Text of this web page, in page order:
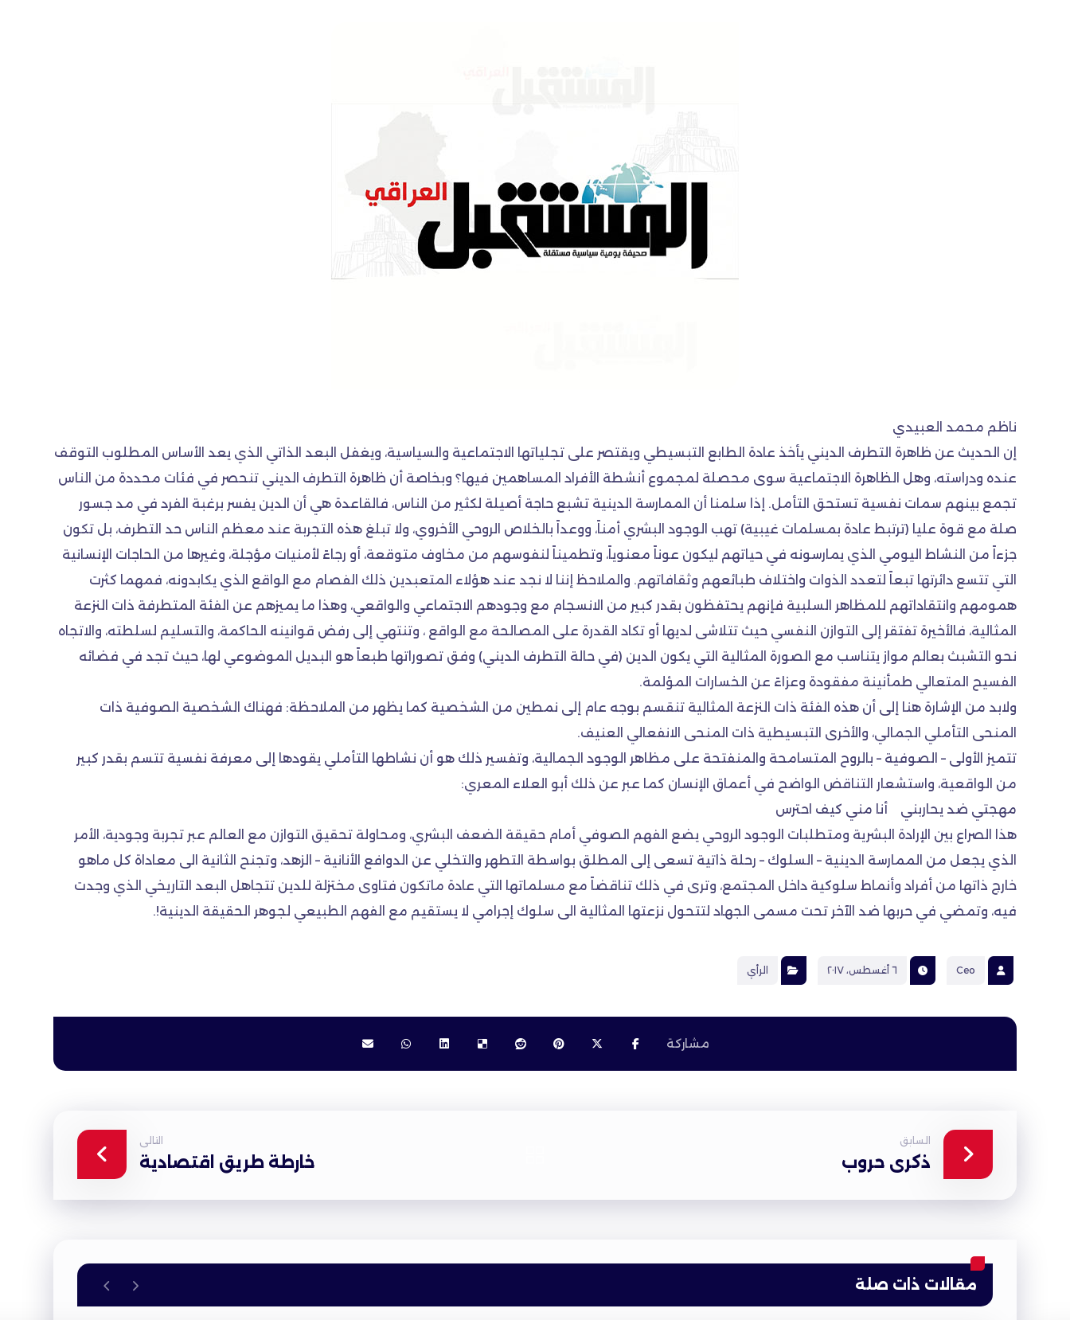
ناظم محمد العبيدي
إن الحديث عن ظاهرة التطرف الديني يأخذ عادة الطابع التبسيطي ويقتصر على تجلياتها الاجتماعية والسياسية، ويغفل البعد الذاتي الذي يعد الأساس المطلوب التوقف
عنده ودراسته، وهل الظاهرة الاجتماعية سوى محصلة لمجموع أنشطة الأفراد المساهمين فيها؟ وبخاصة أن ظاهرة التطرف الديني تنحصر في فئات محددة من الناس
تجمع بينهم سمات نفسية تستحق التأمل. إذا سلمنا أن الممارسة الدينية تشبع حاجة أصيلة لكثير من الناس، فالقاعدة هي أن الدين يفسر برغبة الفرد في مد جسور
صلة مع قوة عليا (ترتبط عادة بمسلمات غيبية) تهب الوجود البشري أمناً، ووعداً بالخلاص الروحي الأخروي، ولا تبلغ هذه التجربة عند معظم الناس حد التطرف، بل تكون
جزءاً من النشاط اليومي الذي يمارسونه في حياتهم ليكون عوناً معنوياً، وتطميناً لنفوسهم من مخاوف متوقعة، أو رجاءً لأمنيات مؤجلة، وغيرها من الحاجات الإنسانية
التي تتسع دائرتها تبعاً لتعدد الذوات واختلاف طبائعهم وثقافاتهم. والملاحظ إننا لا نجد عند هؤلاء المتعبدين ذلك الفصام مع الواقع الذي يكابدونه، فمهما كثرت
همومهم وانتقاداتهم للمظاهر السلبية فإنهم يحتفظون بقدر كبير من الانسجام مع وجودهم الاجتماعي والواقعي، وهذا ما يميزهم عن الفئة المتطرفة ذات النزعة
المثالية، فالأخيرة تفتقر إلى التوازن النفسي حيث تتلاشى لديها أو تكاد القدرة على المصالحة مع الواقع ، وتنتهي إلى رفض قوانينه الحاكمة، والتسليم لسلطته، والاتجاه
نحو التشبث بعالم مواز يتناسب مع الصورة المثالية التي يكون الدين (في حالة التطرف الديني) وفق تصوراتها طبعاً هو البديل الموضوعي لها، حيث تجد في فضائه
الفسيح المتعالي طمأنينة مفقودة وعزاءً عن الخسارات المؤلمة.
ولابد من الإشارة هنا إلى أن هذه الفئة ذات النزعة المثالية تنقسم بوجه عام إلى نمطين من الشخصية كما يظهر من الملاحظة: فهناك الشخصية الصوفية ذات
المنحى التأملي الجمالي، والأخرى التبسيطية ذات المنحى الانفعالي العنيف.
تتميز الأولى – الصوفية – بالروح المتسامحة والمنفتحة على مظاهر الوجود الجمالية، وتفسير ذلك هو أن نشاطها التأملي يقودها إلى معرفة نفسية تتسم بقدر كبير
من الواقعية، واستشعار التناقض الواضح في أعماق الإنسان كما عبر عن ذلك أبو العلاء المعري:
مهجتي ضد يحاربني أنا مني كيف احترس
هذا الصراع بين الإرادة البشرية ومتطلبات الوجود الروحي يضع الفهم الصوفي أمام حقيقة الضعف البشري، ومحاولة تحقيق التوازن مع العالم عبر تجربة وجودية، الأمر
الذي يجعل من الممارسة الدينية – السلوك – رحلة ذاتية تسعى إلى المطلق بواسطة التطهر والتخلي عن الدوافع الأنانية – الزهد، وتجنح الثانية الى معاداة كل ماهو
خارج ذاتها من أفراد وأنماط سلوكية داخل المجتمع، وترى في ذلك تناقضاً مع مسلماتها التي عادة ماتكون فتاوى مختزلة للدين تتجاهل البعد التاريخي الذي وجدت
فيه، وتمضي في حربها ضد الآخر تحت مسمى الجهاد لتتحول نزعتها المثالية الى سلوك إجرامي لا يستقيم مع الفهم الطبيعي لجوهر الحقيقة الدينية!.
Ceo ٦ أغسطس، ٢٠١٧ الرأي
السابق
ذكرى حروب
التالى
خارطة طريق اقتصادية
مقالات ذات صلة